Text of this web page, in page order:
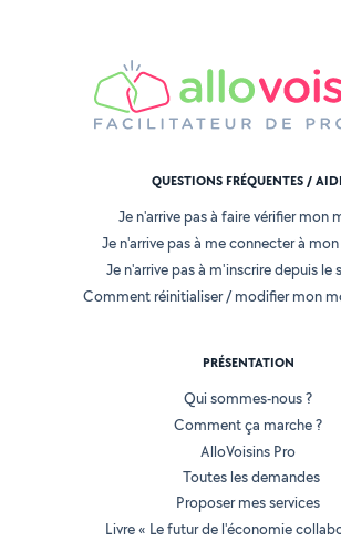
QUESTIONS FRÉQUENTES /
Je n'arrive pas à faire vérifier mon
Je n'arrive pas à me connecter à
Je n'arrive pas à m'inscrire depuis le
Comment réinitialiser / modifier mon
PRÉSENTATION
Qui sommes-nous ?
Comment ça marche ?
AlloVoisins Pro
Toutes les demandes
Proposer mes services
Livre « Le futur de l'économie